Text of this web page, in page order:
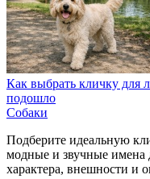
Как выбрать кличку для
подошло
Собаки
Подберите идеальную
модные и звучные имена
характера, внешности и